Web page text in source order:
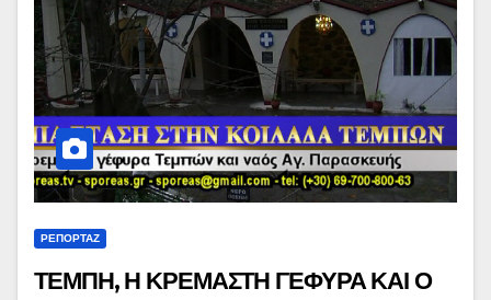
ΡΕΠΟΡΤΑΖ
ΤΕΜΠΗ, Η ΚΡΕΜΑΣΤΗ ΓΕΦΥΡΑ ΚΑΙ Ο